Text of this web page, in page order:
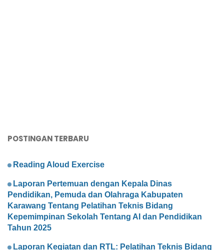
POSTINGAN TERBARU
Reading Aloud Exercise
Laporan Pertemuan dengan Kepala Dinas
Pendidikan, Pemuda dan Olahraga Kabupaten
Karawang Tentang Pelatihan Teknis Bidang
Kepemimpinan Sekolah Tentang AI dan Pendidikan
Tahun 2025
Laporan Kegiatan dan RTL: Pelatihan Teknis Bidang